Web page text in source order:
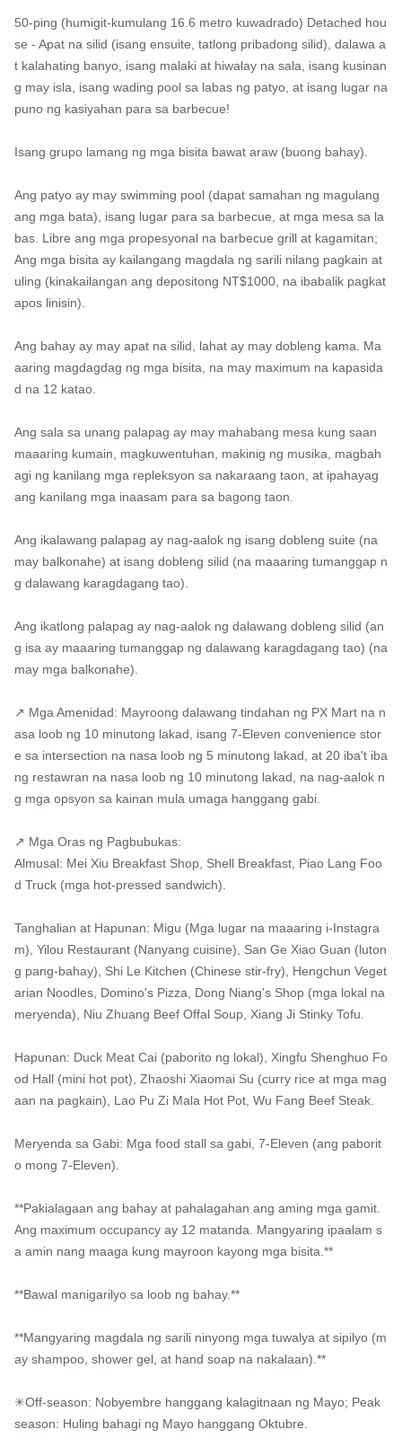
50-ping (humigit-kumulang 16.6 metro kuwadrado) Detached hou
se - Apat na silid (isang ensuite, tatlong pribadong silid), dalawa a
t kalahating banyo, isang malaki at hiwalay na sala, isang kusinan
g may isla, isang wading pool sa labas ng patyo, at isang lugar na
puno ng kasiyahan para sa barbecue!
Isang grupo lamang ng mga bisita bawat araw (buong bahay).
Ang patyo ay may swimming pool (dapat samahan ng magulang
ang mga bata), isang lugar para sa barbecue, at mga mesa sa la
bas. Libre ang mga propesyonal na barbecue grill at kagamitan;
Ang mga bisita ay kailangang magdala ng sarili nilang pagkain at
uling (kinakailangan ang depositong NT$1000, na ibabalik pagkat
apos linisin).
Ang bahay ay may apat na silid, lahat ay may dobleng kama. Ma
aaring magdagdag ng mga bisita, na may maximum na kapasida
d na 12 katao.
Ang sala sa unang palapag ay may mahabang mesa kung saan
maaaring kumain, magkuwentuhan, makinig ng musika, magbah
agi ng kanilang mga repleksyon sa nakaraang taon, at ipahayag
ang kanilang mga inaasam para sa bagong taon.
Ang ikalawang palapag ay nag-aalok ng isang dobleng suite (na
may balkonahe) at isang dobleng silid (na maaaring tumanggap n
g dalawang karagdagang tao).
Ang ikatlong palapag ay nag-aalok ng dalawang dobleng silid (an
g isa ay maaaring tumanggap ng dalawang karagdagang tao) (na
may mga balkonahe).
↗ Mga Amenidad: Mayroong dalawang tindahan ng PX Mart na n
asa loob ng 10 minutong lakad, isang 7-Eleven convenience stor
e sa intersection na nasa loob ng 5 minutong lakad, at 20 iba't iba
ng restawran na nasa loob ng 10 minutong lakad, na nag-aalok n
g mga opsyon sa kainan mula umaga hanggang gabi.
↗ Mga Oras ng Pagbubukas:
Almusal: Mei Xiu Breakfast Shop, Shell Breakfast, Piao Lang Foo
d Truck (mga hot-pressed sandwich).
Tanghalian at Hapunan: Migu (Mga lugar na maaaring i-Instagra
m), Yilou Restaurant (Nanyang cuisine), San Ge Xiao Guan (luton
g pang-bahay), Shi Le Kitchen (Chinese stir-fry), Hengchun Veget
arian Noodles, Domino's Pizza, Dong Niang's Shop (mga lokal na
meryenda), Niu Zhuang Beef Offal Soup, Xiang Ji Stinky Tofu.
Hapunan: Duck Meat Cai (paborito ng lokal), Xingfu Shenghuo Fo
od Hall (mini hot pot), Zhaoshi Xiaomai Su (curry rice at mga mag
aan na pagkain), Lao Pu Zi Mala Hot Pot, Wu Fang Beef Steak.
Meryenda sa Gabi: Mga food stall sa gabi, 7-Eleven (ang paborit
o mong 7-Eleven).
**Pakialagaan ang bahay at pahalagahan ang aming mga gamit.
Ang maximum occupancy ay 12 matanda. Mangyaring ipaalam s
a amin nang maaga kung mayroon kayong mga bisita.**
**Bawal manigarilyo sa loob ng bahay.**
**Mangyaring magdala ng sarili ninyong mga tuwalya at sipilyo (m
ay shampoo, shower gel, at hand soap na nakalaan).**
✳Off-season: Nobyembre hanggang kalagitnaan ng Mayo; Peak
season: Huling bahagi ng Mayo hanggang Oktubre.